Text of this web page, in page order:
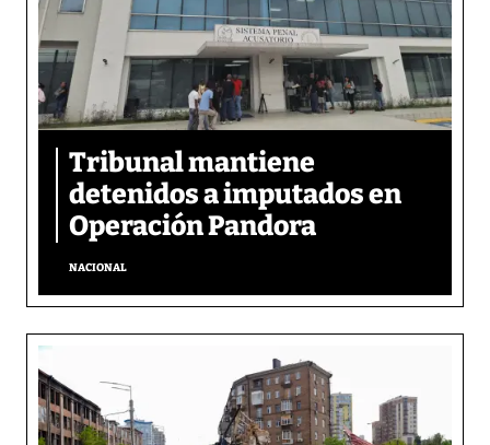
Tribunal mantiene
detenidos a imputados en
Operación Pandora
NACIONAL